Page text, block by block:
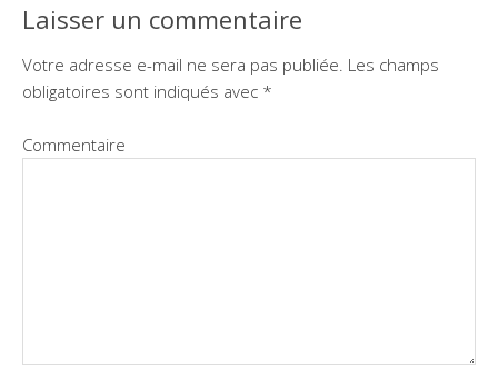
Laisser un commentaire
Votre adresse e-mail ne sera pas publiée. Les champs
obligatoires sont indiqués avec *
Commentaire